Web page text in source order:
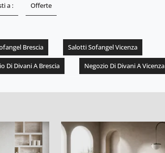
a : Offerte
Brescia Salotti Sofangel Vicenza
Di Divani A Brescia Negozio Di Divani A Vicenza